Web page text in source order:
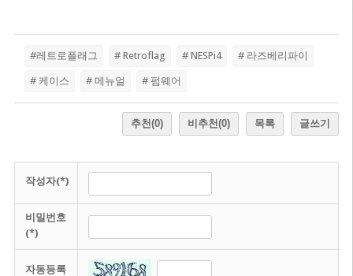
#레트로플래그 # Retroflag # NESPi4 # 라즈베리파이
# 케이스 # 메뉴얼 # 펌웨어
추천(0) 비추천(0) 목록 글쓰기
작성자(*)
비밀번호
(*)
자동등록